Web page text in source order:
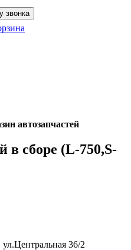
звонка
автозапчастей
в сборе (L-750,S-
36/2